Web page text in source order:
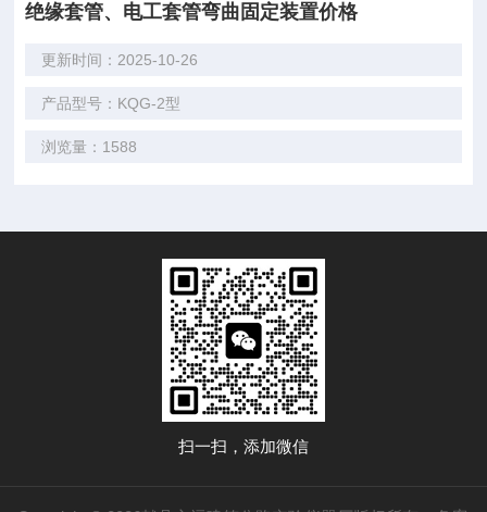
绝缘套管、电工套管弯曲固定装置价格
更新时间：2025-10-26
产品型号：KQG-2型
浏览量：1588
扫一扫，添加微信